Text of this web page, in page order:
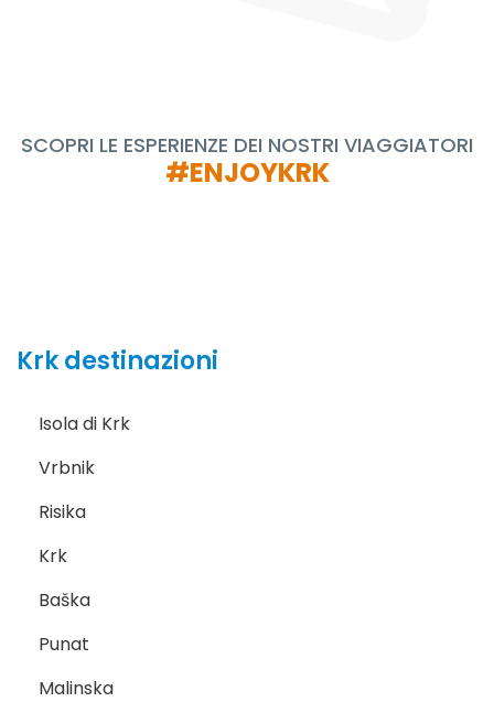
SCOPRI LE ESPERIENZE DEI NOSTRI VIAGGIATORI
#ENJOYKRK
Krk destinazioni
Isola di Krk
Vrbnik
Risika
Krk
Baška
Punat
Malinska